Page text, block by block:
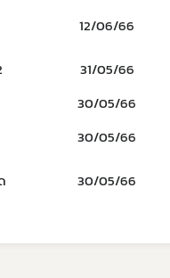
12/06/66
31/05/66
30/05/66
30/05/66
30/05/66